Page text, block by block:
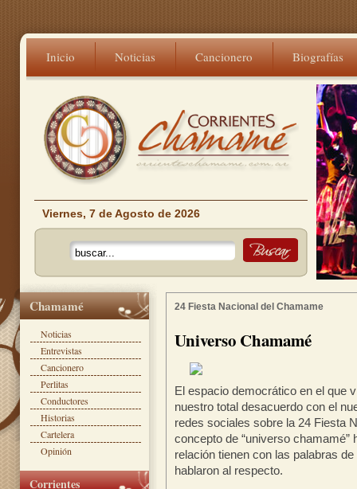
Inicio Noticias Cancionero Biografías
Viernes, 7 de Agosto de 2026
24 Fiesta Nacional del Chamame
Universo Chamamé
El espacio democrático en el que
nuestro total desacuerdo con el
redes sociales sobre la 24 Fiesta
concepto de “universo
relación tienen con las palabras
hablaron al respecto.
Chamamé
Noticias
Entrevistas
Cancionero
Perlitas
Conductores
Historias
Cartelera
Opinión
Corrientes